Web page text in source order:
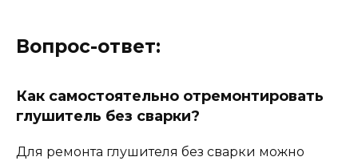
Вопрос-ответ:
Как самостоятельно отремонтировать
глушитель без сварки?
Для ремонта глушителя без сварки можно